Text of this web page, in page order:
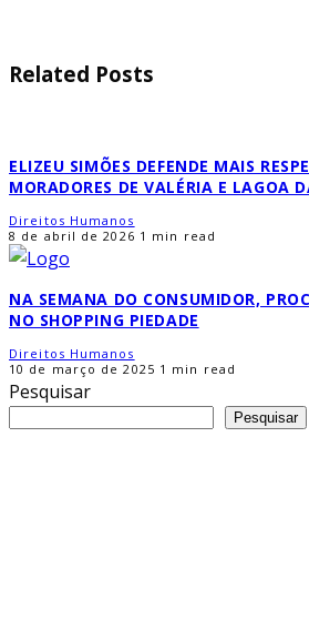
Related Posts
ELIZEU SIMÕES DEFENDE MAIS
MORADORES DE VALÉRIA E LAGOA
Direitos Humanos
8 de abril de 2026 1 min read
NA SEMANA DO CONSUMIDOR,
NO SHOPPING PIEDADE
Direitos Humanos
10 de março de 2025 1 min read
Pesquisar
Pesquisar